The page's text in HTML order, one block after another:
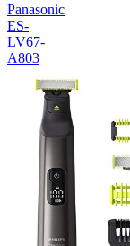
Panasonic
ES-
LV67-
A803